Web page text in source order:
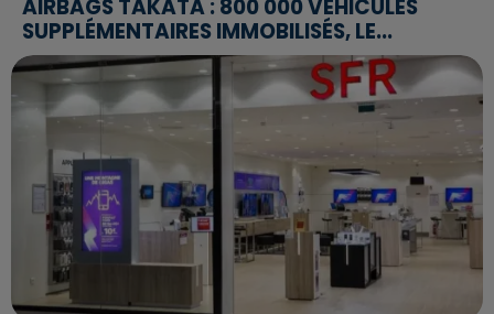
AIRBAGS TAKATA : 800 000 VÉHICULES
SUPPLÉMENTAIRES IMMOBILISÉS, LE...